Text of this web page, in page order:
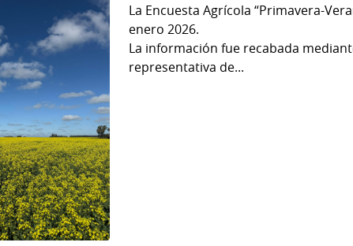
La Encuesta Agrícola “Primavera-
enero 2026.
La información fue recabada
representativa de...